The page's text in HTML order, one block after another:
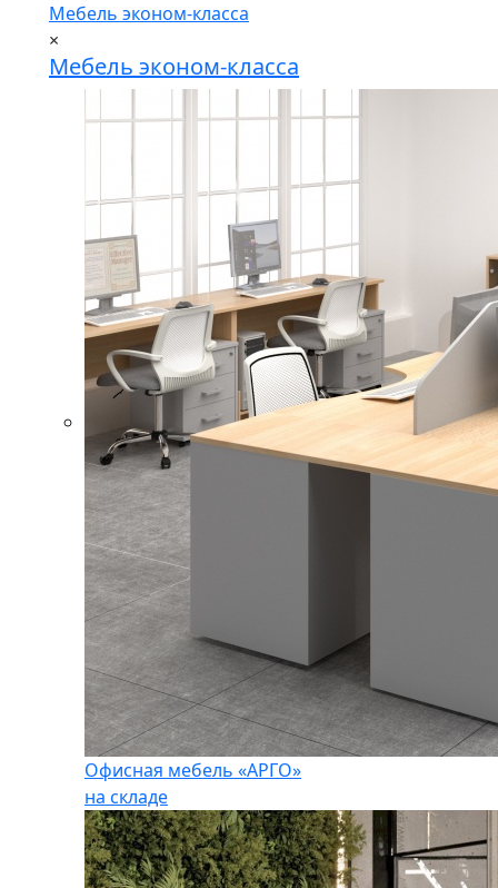
Мебель эконом-класса
×
Мебель эконом-класса
Офисная мебель «АРГО»
на складе